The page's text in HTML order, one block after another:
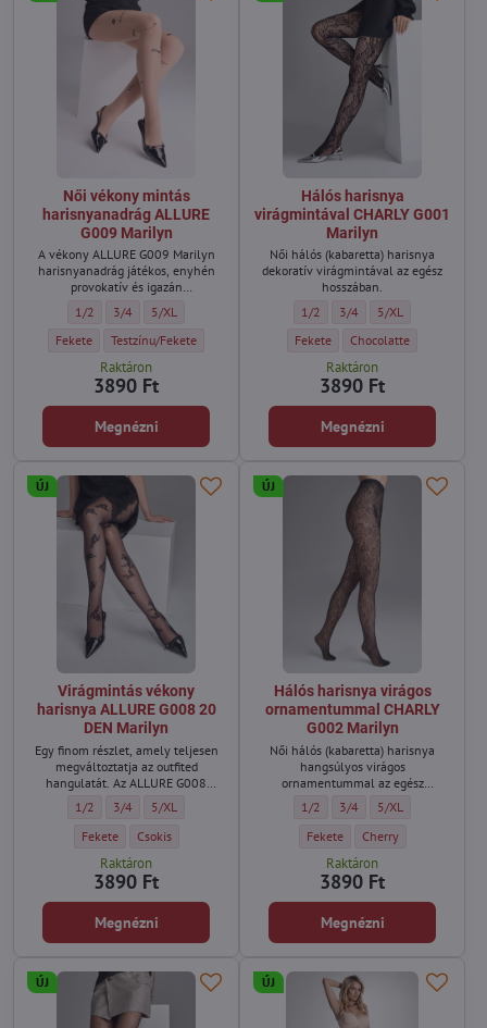
Női vékony mintás
harisnyanadrág ALLURE
G009 Marilyn
A vékony ALLURE G009 Marilyn
harisnyanadrág játékos, enyhén
provokatív és igazán
Női vékony mintás harisnyanadrág ALLURE G009 Marilyn - Méret:
1/2 Női vékony mintás harisnyanadrág ALLURE G009 Marilyn - Méret:
3/4 Női vékony mintás harisnyanadrág ALLURE G009 Marilyn -
5/XL
Női vékony mintás harisnyanadrág ALLURE G009 Marilyn - Szín:
Fekete Női vékony mintás harisnyanadrág ALLURE G009 Marilyn - Szín:
Testzínu/Fekete
Raktáron
3890 Ft
Megnézni
Hálós harisnya
virágmintával CHARLY G001
Marilyn
Női hálós (kabaretta) harisnya
dekoratív virágmintával az egész
hosszában.
Hálós harisnya virágmintával
1/2 Hálós harisnya
3/4 Hálós harisnya
5/XL
Hálós harisnya virágmintával
Fekete Hálós harisnya
Chocolatte
Raktáron
3890 Ft
Megnézni
ÚJ
Virágmintás vékony
harisnya ALLURE G008 20
DEN Marilyn
Egy finom részlet, amely teljesen
megváltoztatja az outfited
hangulatát. Az ALLURE G008
vékony harisnyát finom
virágminták díszítik, amelyek
lágyan simulnak a lábakra, elegáns
légies és kifinomult – pont az a
részlet, amely vonzza a tekintetet,
Virágmintás vékony harisnya ALLURE G008 20 DEN Marilyn - Méret:
1/2 Virágmintás vékony harisnya ALLURE G008 20 DEN Marilyn - Méret:
3/4 Virágmintás vékony harisnya ALLURE G008 20 DEN Marilyn
5/XL
Virágmintás vékony harisnya ALLURE G008 20 DEN Marilyn - Szín:
Fekete Virágmintás vékony harisnya ALLURE G008 20 DEN Marilyn -
Csokis
Raktáron
3890 Ft
Megnézni
ÚJ
Hálós harisnya virágos
ornamentummal CHARLY
G002 Marilyn
Női hálós (kabaretta) harisnya
hangsúlyos virágos
ornamentummal az egész
hosszában.
Hálós harisnya virágos
1/2 Hálós harisnya virágos
3/4 Hálós harisnya
5/XL
Hálós harisnya virágos
Fekete Hálós harisnya
Cherry
Raktáron
3890 Ft
Megnézni
ÚJ ÚJ